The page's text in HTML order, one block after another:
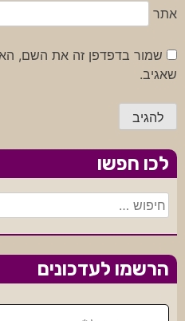
אתר
שמור בדפדפן זה את השם,
שאגיב.
לכו חפשו
חיפוש:
הרשמו לעדכונים